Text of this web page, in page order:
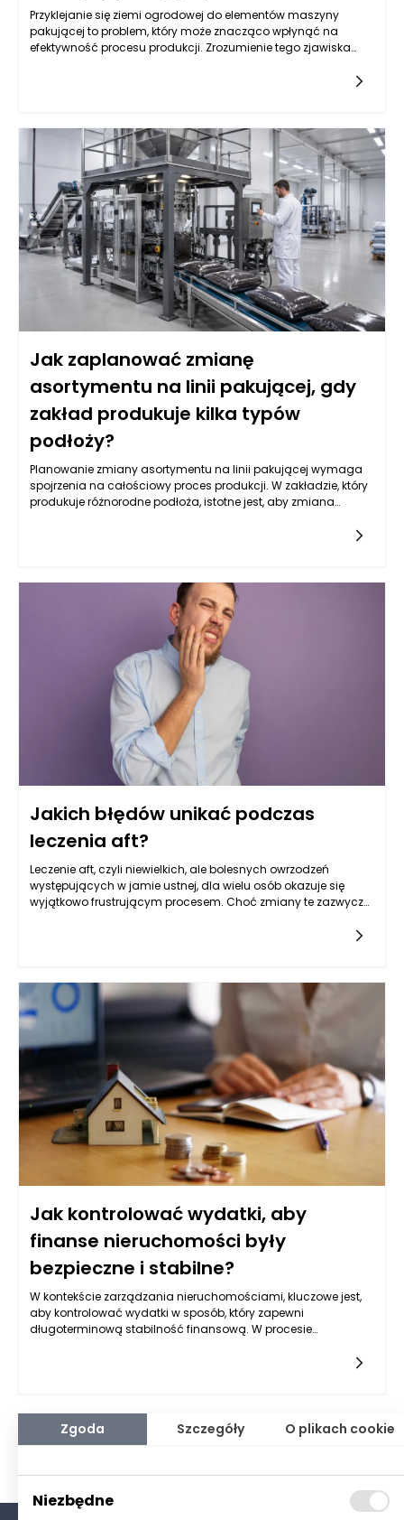
Przyklejanie się ziemi ogrodowej do elementów maszyny
pakującej to problem, który może znacząco wpłynąć na
efektywność procesu produkcji. Zrozumienie tego zjawiska
ziemi oraz konstrukcji maszyn pakujących. Często przyczyna
lub zbyt wilgotne podłoże także potrafi stworzyć sytuacje, w
których materiał przylega do powierzchni roboczych. Dobrze
zaprojektowane maszyny pakujące do ziemi ogrodowej
powinny być w stanie minimalizować te problemy poprzez
odpowiednie dostosowanie ich parametrów pracy. Właściwe
zrozumienie przyczyn tej sytuacji to pierwszy krok do
znalezienia skutecznych rozwiązań.
Jak zaplanować zmianę
asortymentu na linii pakującej, gdy
zakład produkuje kilka typów
podłoży?
Planowanie zmiany asortymentu na linii pakującej wymaga
spojrzenia na całościowy proces produkcji. W zakładzie, który
produkuje różnorodne podłoża, istotne jest, aby zmiana
analiza, które rodzaje podłoży cieszą się największym
zainteresowaniem oraz jakie zmiany mogą być wdrożone,
aby sprostać wymaganiom rynku. W tym kontekście maszyny
pakujące do ziemi ogrodowej muszą być odpowiednio
zaprogramowane, aby mogły obsługiwać różnorodne
produkty, zapewniając jednocześnie wysoką jakość
Jakich błędów unikać podczas
leczenia aft?
Leczenie aft, czyli niewielkich, ale bolesnych owrzodzeń
występujących w jamie ustnej, dla wielu osób okazuje się
wyjątkowo frustrującym procesem. Choć zmiany te zazwyczaj
prowadzić do przedłużającego się dyskomfortu, a w
niektórych przypadkach – do dodatkowych powikłań.
Kluczem do skutecznego leczenia aft jest znajomość
sprawdzonych metod, unikanie typowych pomyłek oraz
świadome korzystanie z preparatów, takich jak żel na afty,
który może znacząco przyspieszyć proces regeneracji. Poniżej
omawiamy najczęstsze błędy i podpowiadamy, jak im
zapobiec.
Jak kontrolować wydatki, aby
finanse nieruchomości były
bezpieczne i stabilne?
W kontekście zarządzania nieruchomościami, kluczowe jest,
aby kontrolować wydatki w sposób, który zapewni
długoterminową stabilność finansową. W procesie
regularnie analizować i monitorować swoje wydatki, aby mieć
wydatki związane z nieruchomością. W tym budżecie należy
uwzględnić koszty stałe, takie jak opłaty za media,
ubezpieczenia, podatki od nieruchomości oraz koszty
wydatków zmiennych, które mogą wystąpić w wyniku
nieprzewidzianych okoliczności, takich jak awarie systemu
grzewczego czy uszkodzenia dachu.
Zgoda Szczegóły O plikach cookie
Niezbędne